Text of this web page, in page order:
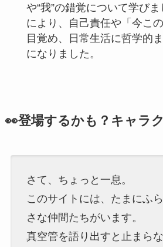
や“我”の錯覚について学び
により、自己責任や「今こ
目覚め、日常生活に哲学的
になりました。
👀登場するかも？キャラ
さて、ちょっと一息。
このサイトには、たまにふ
さな仲間たちがいます。
真空管を語り出すと止まらな